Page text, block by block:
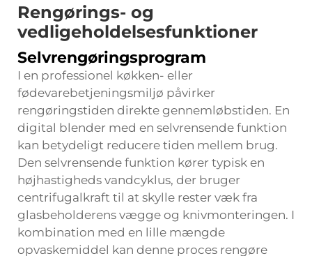
Rengørings- og
vedligeholdelsesfunktioner
Selvrengøringsprogram
I en professionel køkken- eller
fødevarebetjeningsmiljø påvirker
rengøringstiden direkte gennemløbstiden. En
digital blender med en selvrensende funktion
kan betydeligt reducere tiden mellem brug.
Den selvrensende funktion kører typisk en
højhastigheds vandcyklus, der bruger
centrifugalkraft til at skylle rester væk fra
glasbeholderens vægge og knivmonteringen. I
kombination med en lille mængde
opvaskemiddel kan denne proces rengøre